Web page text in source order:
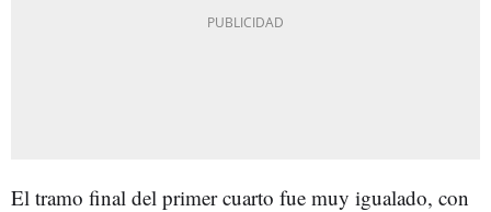
El tramo final del primer cuarto fue muy igualado, con